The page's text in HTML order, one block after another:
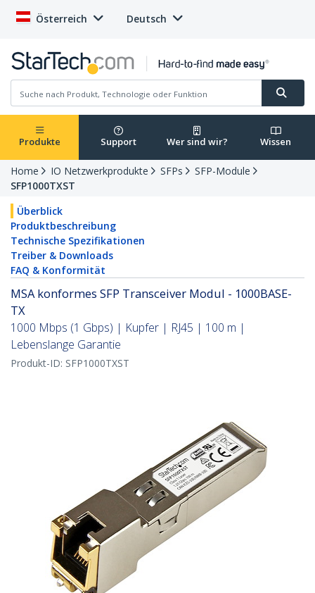
Österreich Deutsch
Produkte Support Wer sind wir? Wissen
Home IO Netzwerkprodukte SFPs
SFP-Module
SFP1000TXST
Überblick
Produktbeschreibung
Technische Spezifikationen
Treiber & Downloads
FAQ & Konformität
MSA konformes SFP Transceiver Modul - 1000BASE-
TX
1000 Mbps (1 Gbps) | Kupfer | RJ45 | 100 m |
Lebenslange Garantie
Produkt-ID: SFP1000TXST